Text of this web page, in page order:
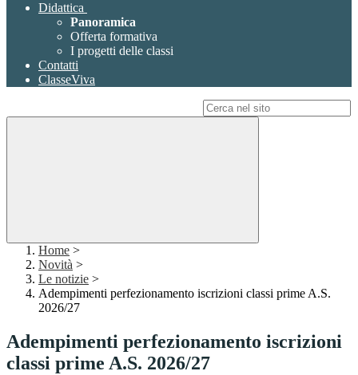
Didattica
Panoramica
Offerta formativa
I progetti delle classi
Contatti
ClasseViva
Home >
Novità >
Le notizie >
Adempimenti perfezionamento iscrizioni classi prime A.S.
2026/27
Adempimenti perfezionamento iscrizioni
classi prime A.S. 2026/27